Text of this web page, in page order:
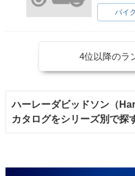
バイ
4位以降のラ
ハーレーダビッドソン（
カタログをシリーズ別で探